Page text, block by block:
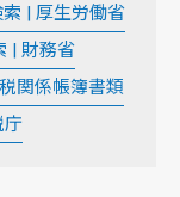
| 厚生労働省
| 財務省
関係帳簿書類
庁